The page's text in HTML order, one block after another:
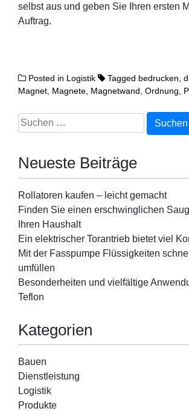
selbst aus und geben Sie Ihren ersten
Auftrag.
Posted in Logistik Tagged bedrucken ,
Magnet Magnete Magnetwand Ordnung
Suchen
nach:
Neueste Beiträge
Rollatoren kaufen – leicht gemacht
Finden Sie einen erschwinglichen
Ihren Haushalt
Ein elektrischer Torantrieb bietet viel
Mit der Fasspumpe Flüssigkeiten
umfüllen
Besonderheiten und vielfältige
Teflon
Kategorien
Bauen
Dienstleistung
Logistik
Produkte